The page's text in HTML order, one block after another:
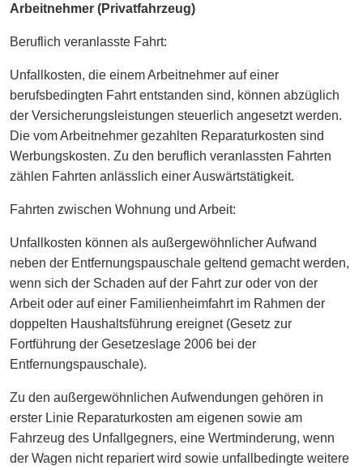
Arbeitnehmer (Privatfahrzeug)
Beruflich veranlasste Fahrt:
Unfallkosten, die einem Arbeitnehmer auf einer
berufsbedingten Fahrt entstanden sind, können abzüglich
der Versicherungsleistungen steuerlich angesetzt werden.
Die vom Arbeitnehmer gezahlten Reparaturkosten sind
Werbungskosten. Zu den beruflich veranlassten Fahrten
zählen Fahrten anlässlich einer Auswärtstätigkeit.
Fahrten zwischen Wohnung und Arbeit:
Unfallkosten können als außergewöhnlicher Aufwand
neben der Entfernungspauschale geltend gemacht werden,
wenn sich der Schaden auf der Fahrt zur oder von der
Arbeit oder auf einer Familienheimfahrt im Rahmen der
doppelten Haushaltsführung ereignet (Gesetz zur
Fortführung der Gesetzeslage 2006 bei der
Entfernungspauschale).
Zu den außergewöhnlichen Aufwendungen gehören in
erster Linie Reparaturkosten am eigenen sowie am
Fahrzeug des Unfallgegners, eine Wertminderung, wenn
der Wagen nicht repariert wird sowie unfallbedingte weitere